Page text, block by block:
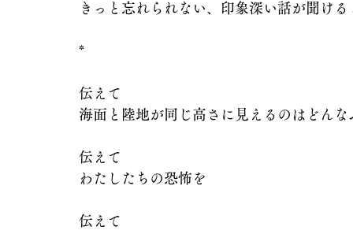
きっと忘れられない、印象深い話が聞け
*
伝えて
海面と陸地が同じ高さに見えるのはどんな
伝えて
わたしたちの恐怖を
伝えて